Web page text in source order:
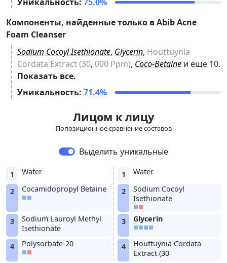
Компоненты, найденные только вAbib Acne
Foam Cleanser
Sodium Cocoyl Isethionate, Glycerin, Houttuynia
Cordata Extract (30, 000 Ppm), Coco-Betaine и еще 10.
Показать все.
Уникальность: 71.4%
Лицом к лицу
Попозиционное сравнение составов
Выделить уникальные
1 Water 1 Water
2 Cocamidopropyl Betaine 2
Sodium Cocoyl
Isethionate
3
Sodium Lauroyl Methyl
Isethionate
3 Glycerin
4 Polysorbate-20 4
Houttuynia Cordata
Extract (30